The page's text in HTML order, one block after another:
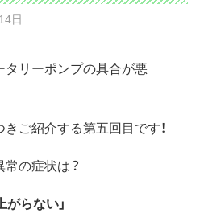
日
リーポンプの具合が悪
ご紹介する第五回目です！
の症状は？
がらない」